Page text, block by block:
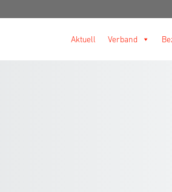
Aktuell Verband